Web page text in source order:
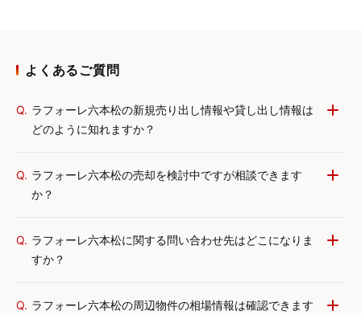
よくあるご質問
Q. ラフォーレ六本松の新規売り出し情報や貸し出し情報は
どのように知れますか？
Q. ラフォーレ六本松の売却を検討中ですが相談できます
か？
Q. ラフォーレ六本松に関する問い合わせ先はどこになりま
すか？
Q. ラフォーレ六本松の周辺物件の相場情報は確認できます